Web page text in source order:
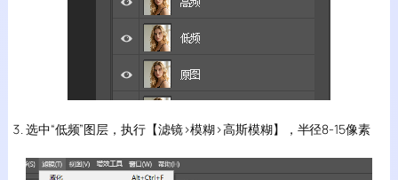
选中“低频”图层，执行【滤镜>模糊>高斯模糊】，半径8-15像素